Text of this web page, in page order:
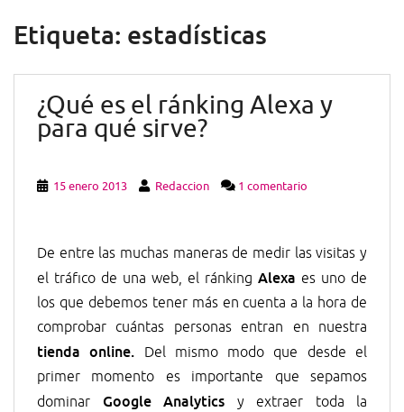
Etiqueta: estadísticas
¿Qué es el ránking Alexa y
para qué sirve?
15 enero 2013 Redaccion 1 comentario
De entre las muchas maneras de medir las visitas y
el tráfico de una web, el ránking Alexa es uno de
los que debemos tener más en cuenta a la hora de
comprobar cuántas personas entran en nuestra
tienda online. Del mismo modo que desde el
primer momento es importante que sepamos
dominar Google Analytics y extraer toda la